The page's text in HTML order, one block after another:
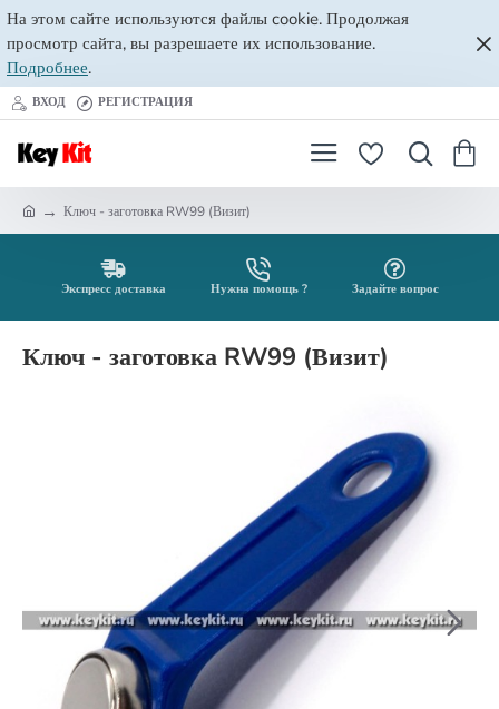
На этом сайте используются файлы cookie. Продолжая
просмотр сайта, вы разрешаете их использование.
Подробнее.
ВХОД РЕГИСТРАЦИЯ
Ключ - заготовка RW99 (Визит)
Экспресс доставка Нужна помощь ? Задайте вопрос
Ключ - заготовка RW99 (Визит)